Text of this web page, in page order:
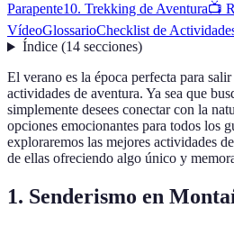
Parapente10. Trekking de Aventura📺
VídeoGlossarioChecklist de
Índice(14 secciones)
El verano es la época perfecta para
actividades de aventura. Ya sea que
simplemente desees conectar con la
opciones emocionantes para todos los
exploraremos las mejores actividades
de ellas ofreciendo algo único y
1. Senderismo en